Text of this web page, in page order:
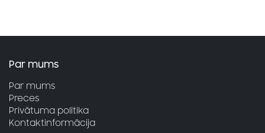
Par mums
Par mums
Preces
Privātuma politika
Kontaktinformācija